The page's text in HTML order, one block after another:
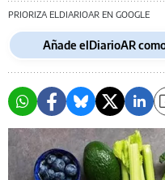
PRIORIZA ELDIARIOAR EN GOOGLE
Añade elDiarioAR